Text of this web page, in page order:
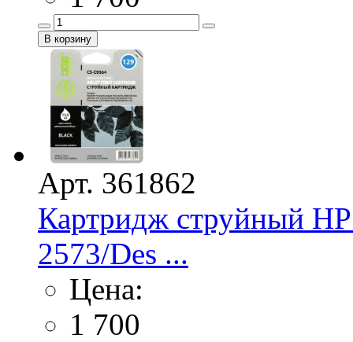
Арт. 361862
Картридж струйный
2573/Des ...
Цена:
1 700